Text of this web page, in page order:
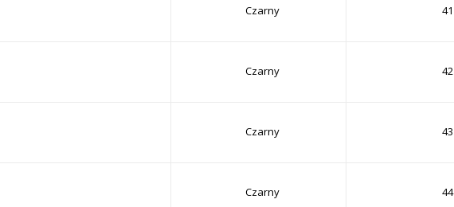
Czarny 41
Czarny 42
Czarny 43
Czarny 44